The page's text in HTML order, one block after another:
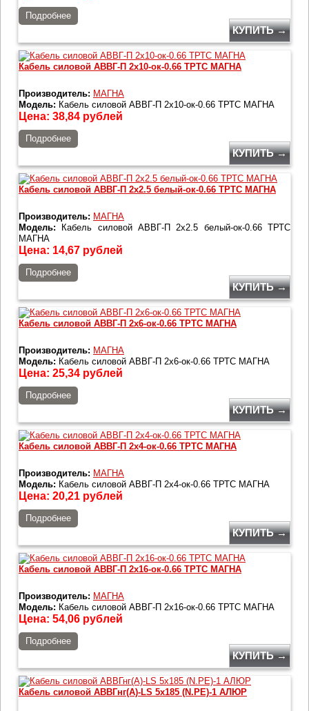
Подробнее
КУПИТЬ →
Кабель силовой АВВГ-П 2х10-ок-0.66 ТРТС МАГНА
Производитель: МАГНА
Модель: Кабель силовой АВВГ-П 2х10-ок-0.66 ТРТС МАГНА
Цена: 38,84 рублей
Подробнее
КУПИТЬ →
Кабель силовой АВВГ-П 2х2.5 белый-ок-0.66 ТРТС МАГНА
Производитель: МАГНА
Модель: Кабель силовой АВВГ-П 2х2.5 белый-ок-0.66 ТРТС
МАГНА
Цена: 14,67 рублей
Подробнее
КУПИТЬ →
Кабель силовой АВВГ-П 2х6-ок-0.66 ТРТС МАГНА
Производитель: МАГНА
Модель: Кабель силовой АВВГ-П 2х6-ок-0.66 ТРТС МАГНА
Цена: 25,34 рублей
Подробнее
КУПИТЬ →
Кабель силовой АВВГ-П 2х4-ок-0.66 ТРТС МАГНА
Производитель: МАГНА
Модель: Кабель силовой АВВГ-П 2х4-ок-0.66 ТРТС МАГНА
Цена: 20,21 рублей
Подробнее
КУПИТЬ →
Кабель силовой АВВГ-П 2х16-ок-0.66 ТРТС МАГНА
Производитель: МАГНА
Модель: Кабель силовой АВВГ-П 2х16-ок-0.66 ТРТС МАГНА
Цена: 54,06 рублей
Подробнее
КУПИТЬ →
Кабель силовой АВВГнг(А)-LS 5х185 (N.PE)-1 АЛЮР